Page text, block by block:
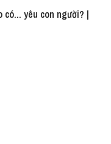
yêu con người? |